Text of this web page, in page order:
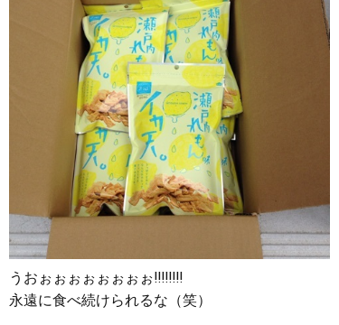
うおぉぉぉぉぉぉぉぉ‼︎‼︎‼︎‼︎
永遠に食べ続けられるな（笑）